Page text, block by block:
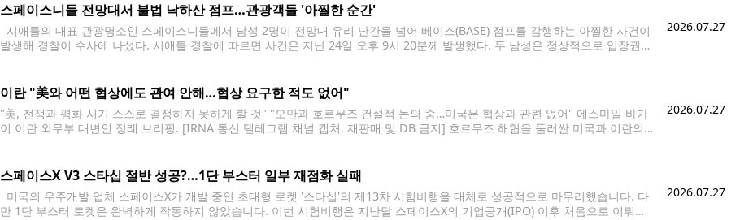
스페이스니들 전망대서 불법 낙하산 점프…관광객들 '아찔한 순간'
시애틀의 대표 관광명소인 스페이스니들에서 남성 2명이 전망대 유리 난간을 넘어 베이스(BASE) 점프를 감행하는 아찔한 사건이
발생해 경찰이 수사에 나섰다. 시애틀 경찰에 따르면 사건은 지난 24일 오후 9시 20분께 발생했다. 두 남성은 정상적으로 입장권을
2026.07.27
이란 "美와 어떤 협상에도 관여 안해…협상 요구한 적도 없어"
"美, 전쟁과 평화 시기 스스로 결정하지 못하게 할 것" "오만과 호르무즈 건설적 논의 중…미국은 협상과 관련 없어" 에스마일 바가
이 이란 외무부 대변인 정례 브리핑. [IRNA 통신 텔레그램 채널 캡처. 재판매 및 DB 금지] 호르무즈 해협을 둘러싼 미국과 이란의
2026.07.27
스페이스X V3 스타십 절반 성공?…1단 부스터 일부 재점화 실패
미국의 우주개발 업체 스페이스X가 개발 중인 초대형 로켓 '스타십'의 제13차 시험비행을 대체로 성공적으로 마무리했습니다. 다
만 1단 부스터 로켓은 완벽하게 작동하지 않았습니다. 이번 시험비행은 지난달 스페이스X의 기업공개(IPO) 이후 처음으로 이뤄진
2026.07.27